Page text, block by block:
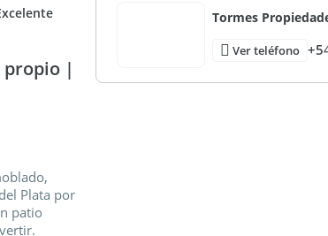
propio |
Plata por
patio
Tormes
Ver teléfono